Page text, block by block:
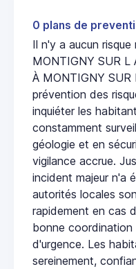
0 plans de
Il n'y a aucun risque
MONTIGNY SUR L
À MONTIGNY
prévention des
inquiéter les
constamment
géologie et en
vigilance accrue.
incident majeur n'a
autorités locales
rapidement en cas
bonne coordination
d'urgence. Les
sereinement,